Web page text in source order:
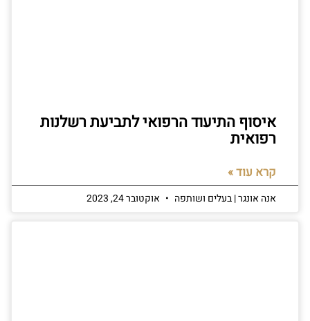
איסוף התיעוד הרפואי לתביעת רשלנות
רפואית
קרא עוד »
אנה אונגר | בעלים ושותפה אוקטובר 24, 2023